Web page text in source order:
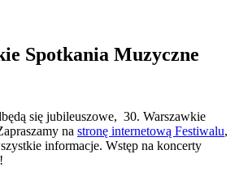
Spotkania Muzyczne
się jubileuszowe, 30. Warszawkie
na stronę internetową Festiwalu,
informacje. Wstęp na koncerty